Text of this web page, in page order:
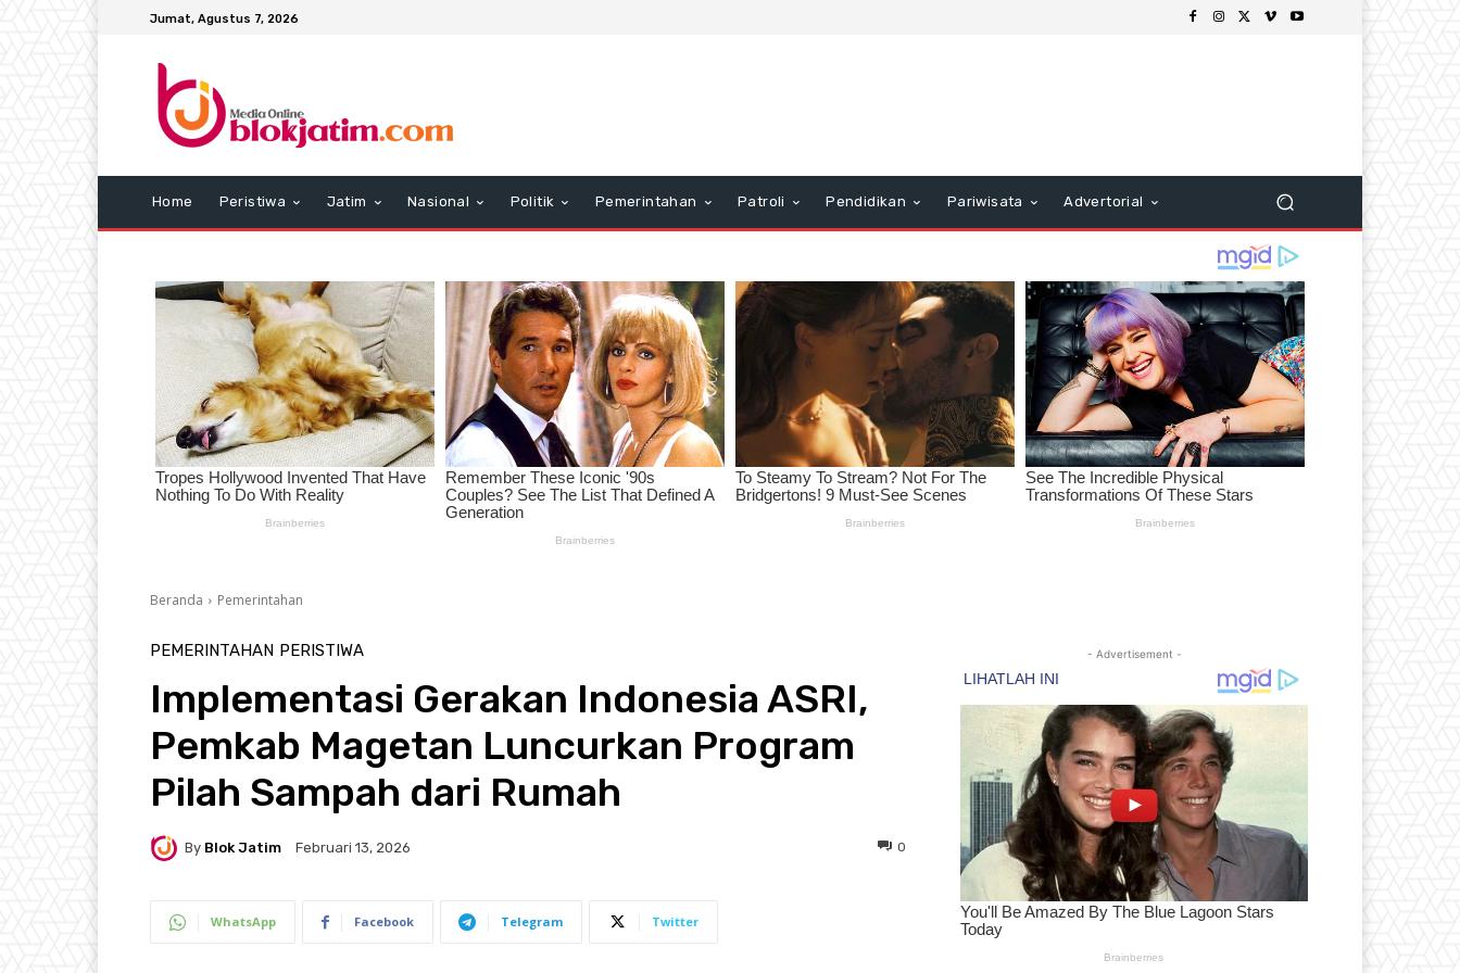
Jumat, Agustus 7, 2026
Home Peristiwa Jatim Nasional Politik Pemerintahan Patroli Pendidikan Pariwisata Advertorial
Beranda Pemerintahan
PEMERINTAHAN PERISTIWA
Implementasi Gerakan Indonesia ASRI,
Pemkab Magetan Luncurkan Program
Pilah Sampah dari Rumah
By Blok Jatim Februari 13, 2026 0
WhatsApp Facebook Telegram Twitter
- Advertisement -